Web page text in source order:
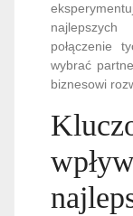
połączenie
wybrać
biznesowi